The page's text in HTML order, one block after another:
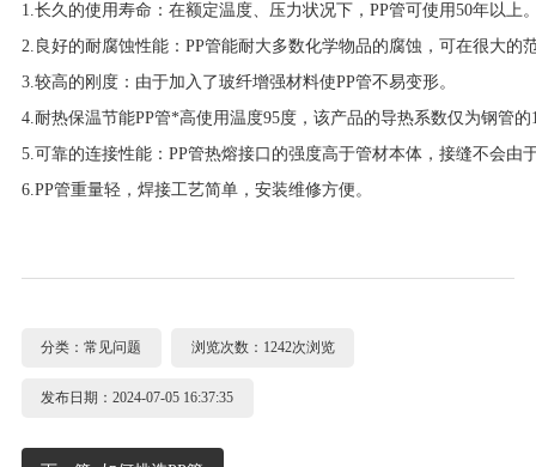
1.长久的使用寿命：在额定温度、压力状况下，PP管可使用50年以上
2.良好的耐腐蚀性能：PP管能耐大多数化学物品的腐蚀，可在很大的
3.较高的刚度：由于加入了玻纤增强材料使PP管不易变形。
4.耐热保温节能PP管*高使用温度95度，该产品的导热系数仅为钢管
5.可靠的连接性能：PP管热熔接口的强度高于管材本体，接缝不会由
6.PP管重量轻，焊接工艺简单，安装维修方便。
分类：常见问题 浏览次数：1242次浏览
发布日期：2024-07-05 16:37:35